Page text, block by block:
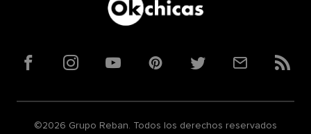
FacebookInstagramYouTubePinterestTwitterCorreoRSS
©2026 Grupo Reban. Todos los derechos reservados